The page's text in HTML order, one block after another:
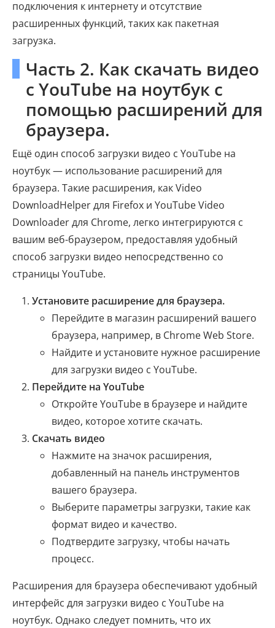
подключения к интернету и отсутствие
расширенных функций, таких как пакетная
загрузка.
Часть 2. Как скачать видео
с YouTube на ноутбук с
помощью расширений для
браузера.
Ещё один способ загрузки видео с YouTube на
ноутбук — использование расширений для
браузера. Такие расширения, как Video
DownloadHelper для Firefox и YouTube Video
Downloader для Chrome, легко интегрируются с
вашим веб-браузером, предоставляя удобный
способ загрузки видео непосредственно со
страницы YouTube.
Установите расширение для браузера.
Перейдите в магазин расширений вашего
браузера, например, в Chrome Web Store.
Найдите и установите нужное расширение
для загрузки видео с YouTube.
Перейдите на YouTube
Откройте YouTube в браузере и найдите
видео, которое хотите скачать.
Скачать видео
Нажмите на значок расширения,
добавленный на панель инструментов
вашего браузера.
Выберите параметры загрузки, такие как
формат видео и качество.
Подтвердите загрузку, чтобы начать
процесс.
Расширения для браузера обеспечивают удобный
интерфейс для загрузки видео с YouTube на
ноутбук. Однако следует помнить, что их